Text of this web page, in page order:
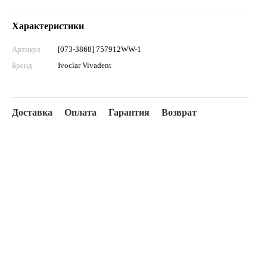
Характеристики
Артикул
[073-3868] 757912WW-1
Бренд
Ivoclar Vivadent
Доставка Оплата Гарантия Возврат